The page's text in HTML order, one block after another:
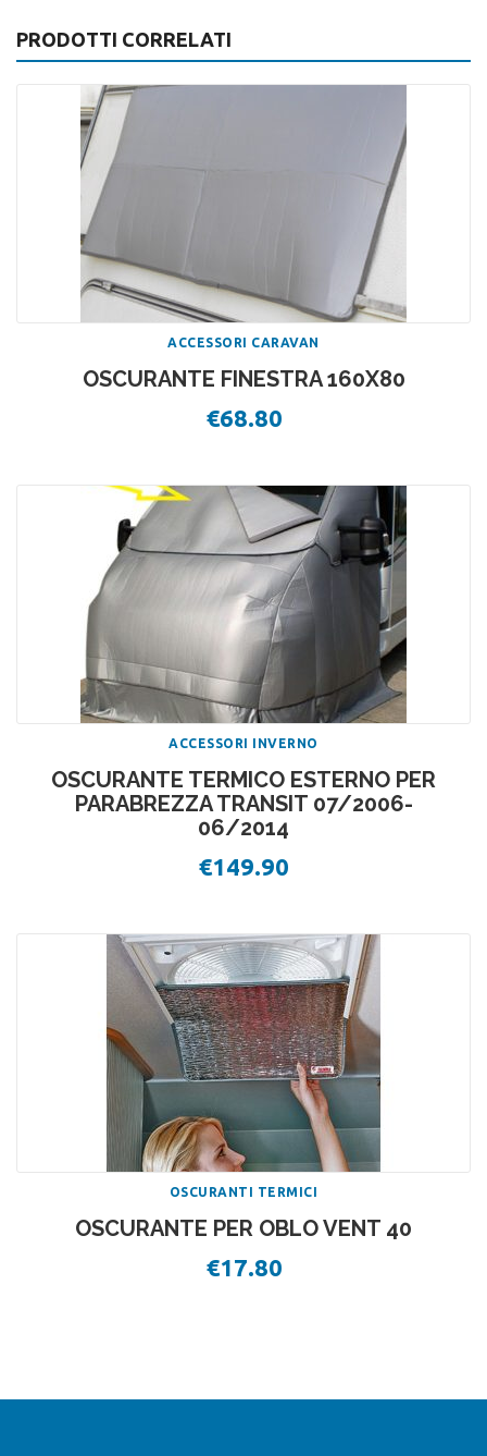
PRODOTTI CORRELATI
ACCESSORI CARAVAN
OSCURANTE FINESTRA 160X80
€68.80
ACCESSORI INVERNO
OSCURANTE TERMICO ESTERNO PER
PARABREZZA TRANSIT 07/2006-
06/2014
€149.90
OSCURANTI TERMICI
OSCURANTE PER OBLO VENT 40
€17.80